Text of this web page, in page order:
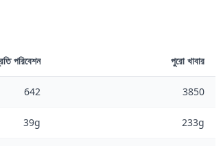
পরিবেশন পুরো খাবার
642 3850
39g 233g